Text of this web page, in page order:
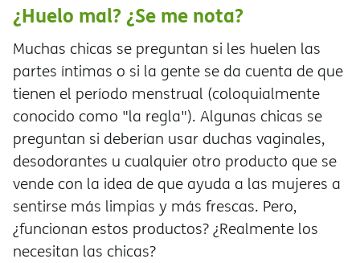
¿Huelo mal? ¿Se me nota?
Muchas chicas se preguntan si les huelen las
partes íntimas o si la gente se da cuenta de que
tienen el período menstrual (coloquialmente
conocido como "la regla"). Algunas chicas se
preguntan si deberían usar duchas vaginales,
desodorantes u cualquier otro producto que se
vende con la idea de que ayuda a las mujeres a
sentirse más limpias y más frescas. Pero,
¿funcionan estos productos? ¿Realmente los
necesitan las chicas?